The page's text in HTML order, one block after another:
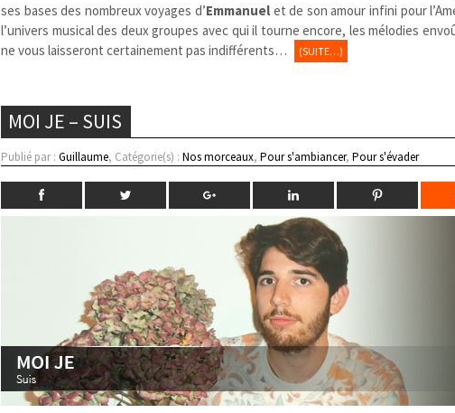
ses bases des nombreux voyages d’Emmanuel et de son amour infini pour
l’univers musical des deux groupes avec qui il tourne encore, les mélodies
ne vous laisseront certainement pas indifférents…
(SUITE…)
MOI JE – SUIS
Publié par :Guillaume, Catégorie(s) :Nos morceaux,Pour s'ambiancer,Pour s'évader